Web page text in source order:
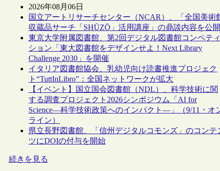
2026年08月06日
国立アートリサーチセンター（NCAR）、「全国美術
収蔵品サーチ「SHŪZŌ」活用講座」の鼎談内容を公開
東京大学附属図書館、第2回デジタル図書館コンペティ
ション「東大図書館をデザインせよ！Next Library
Challenge 2030」を開催
イタリア図書館協会、乳幼児向け読書推進プロジェク
ト“TuttInLibro”：全国ネットワークが拡大
【イベント】国立国会図書館（NDL）、科学技術に関
する調査プロジェクト2026シンポジウム「AI for
Science―科学技術政策へのインパクト―」（9/11・オ
ライン）
県立長野図書館、「信州デジタルコモンズ」のコンテ
ツにDOIの付与を開始
続きを見る